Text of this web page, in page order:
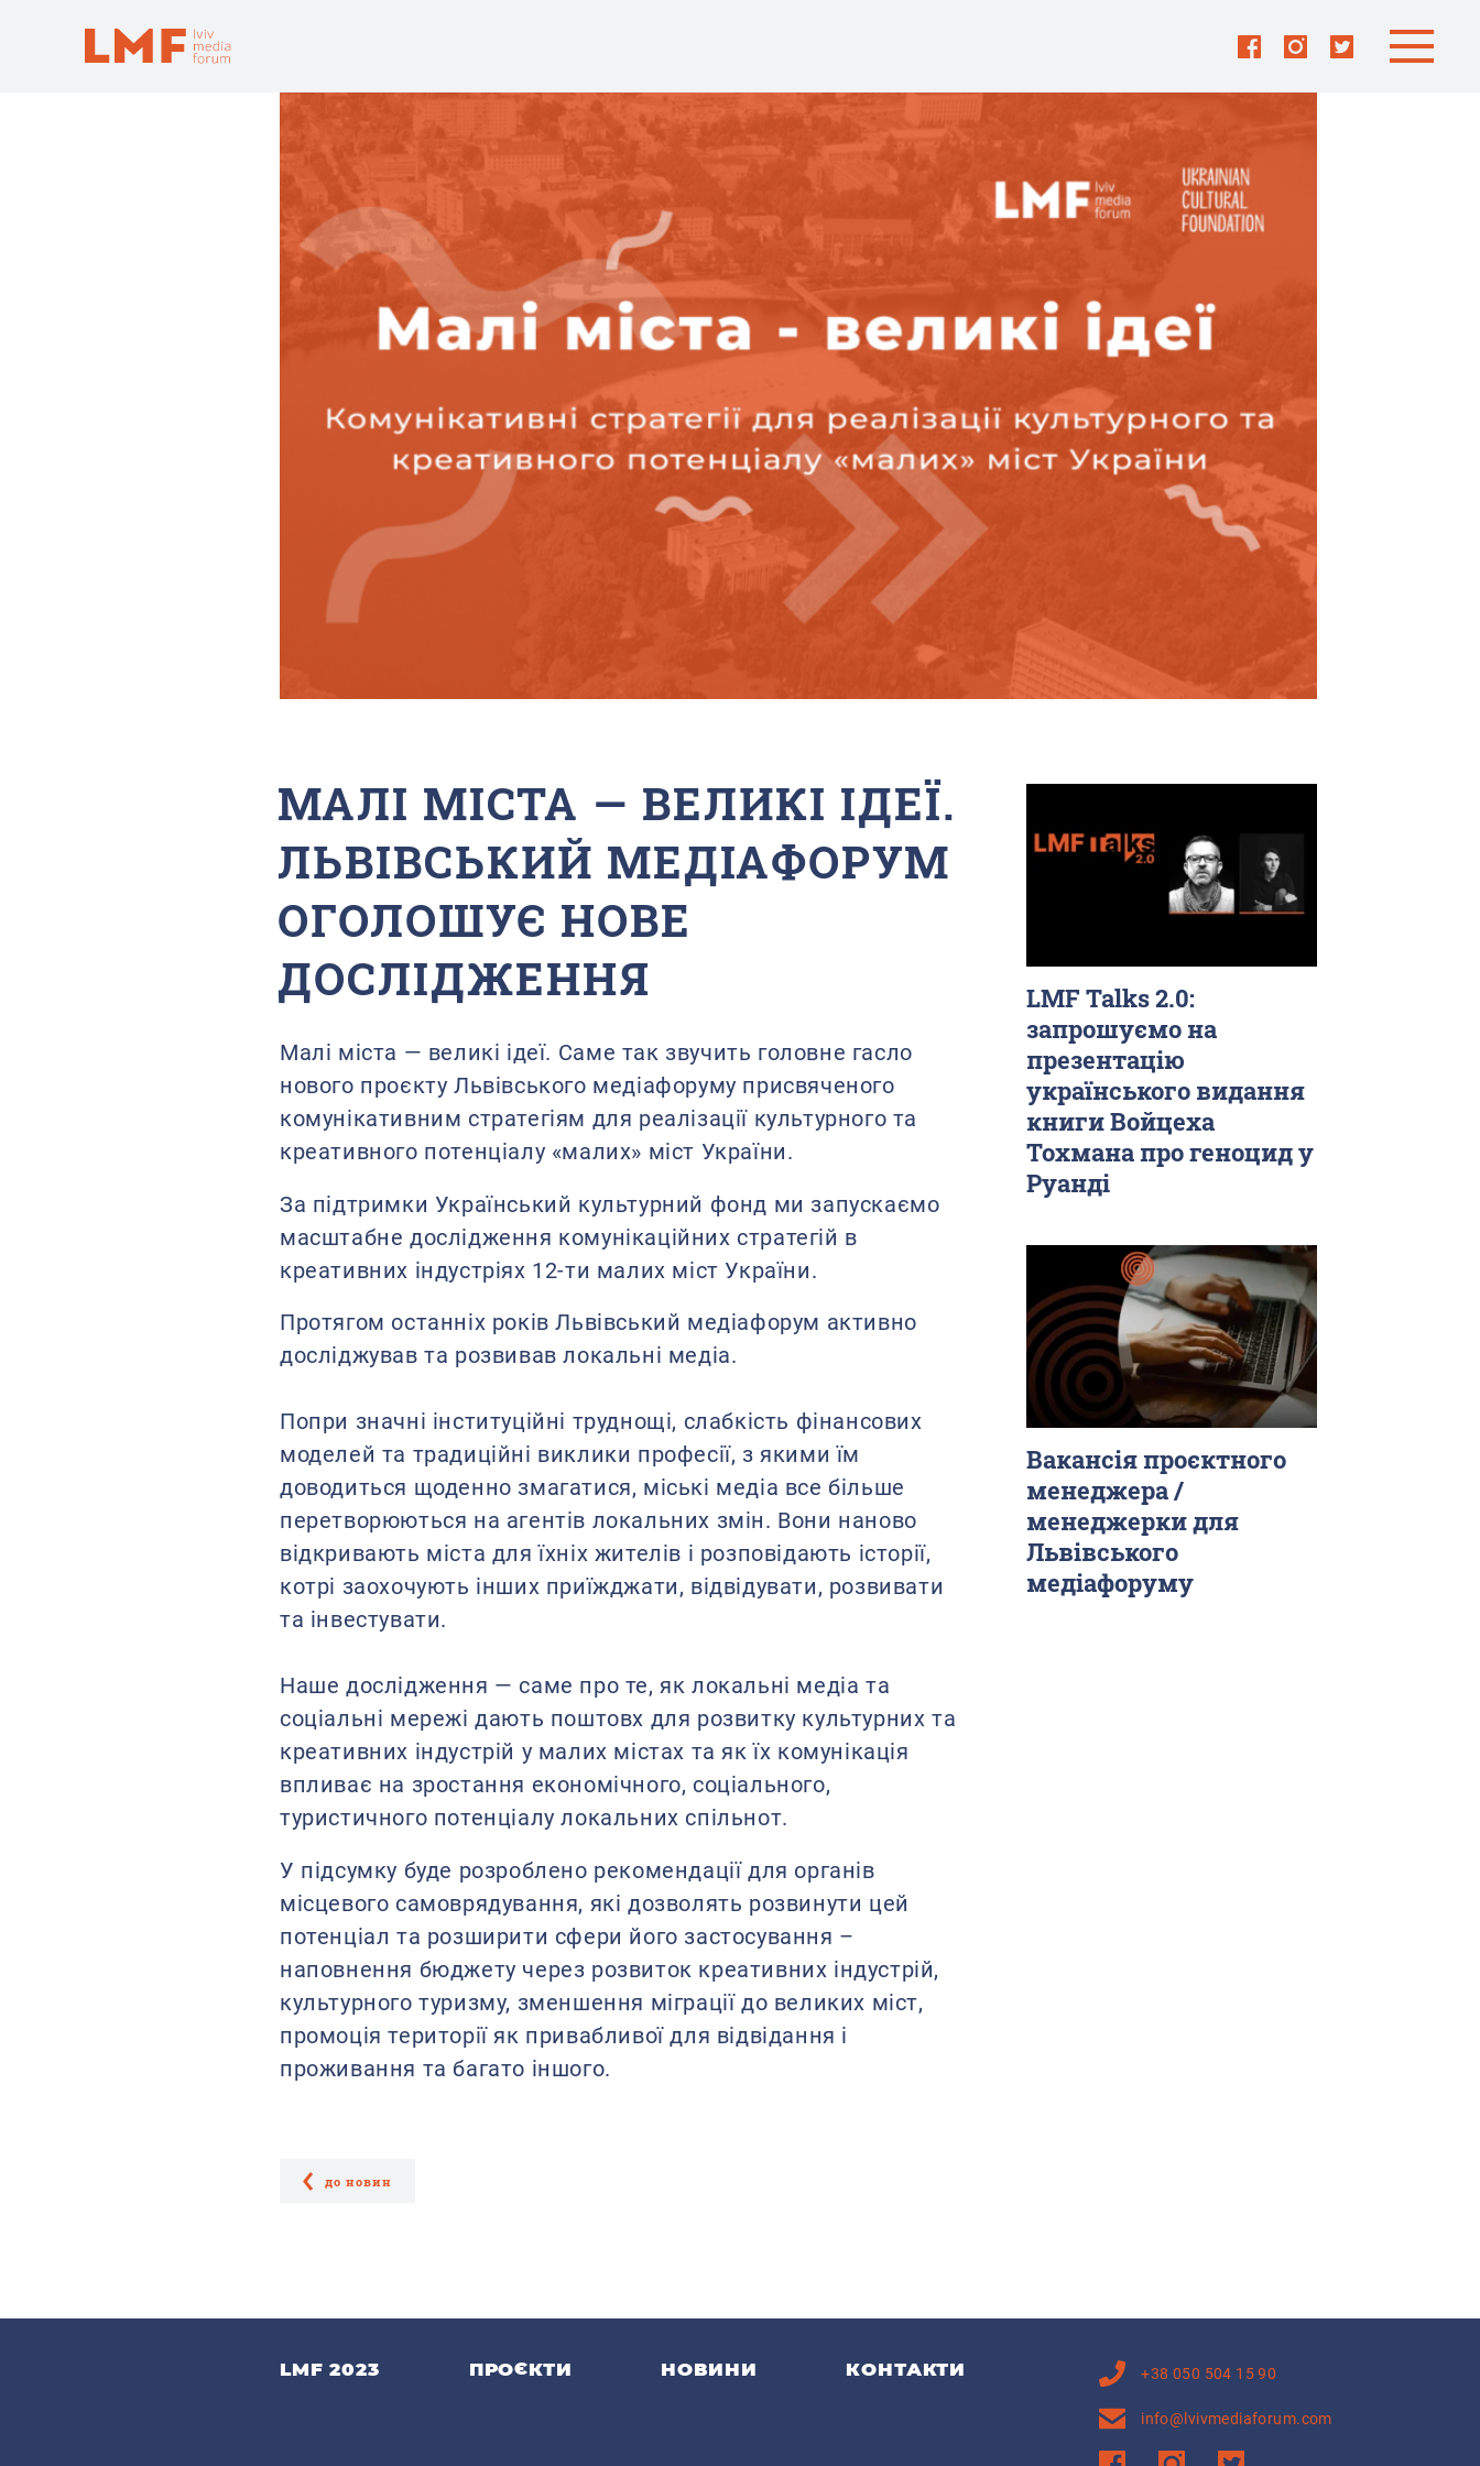
МАЛІ МІСТА — ВЕЛИКІ ІДЕЇ.
ЛЬВІВСЬКИЙ МЕДІАФОРУМ
ОГОЛОШУЄ НОВЕ
ДОСЛІДЖЕННЯ
Малі міста — великі ідеї. Саме так звучить головне гасло
нового проєкту Львівського медіафоруму присвяченого
комунікативним стратегіям для реалізації культурного та
креативного потенціалу «малих» міст України.
За підтримки Український культурний фонд ми запускаємо
масштабне дослідження комунікаційних стратегій в
креативних індустріях 12-ти малих міст України.
Протягом останніх років Львівський медіафорум активно
досліджував та розвивав локальні медіа.
Попри значні інституційні труднощі, слабкість фінансових
моделей та традиційні виклики професії, з якими їм
доводиться щоденно змагатися, міські медіа все більше
перетворюються на агентів локальних змін. Вони наново
відкривають міста для їхніх жителів і розповідають історії,
котрі заохочують інших приїжджати, відвідувати, розвивати
та інвестувати.
Наше дослідження — саме про те, як локальні медіа та
соціальні мережі дають поштовх для розвитку культурних та
креативних індустрій у малих містах та як їх комунікація
впливає на зростання економічного, соціального,
туристичного потенціалу локальних спільнот.
У підсумку буде розроблено рекомендації для органів
місцевого самоврядування, які дозволять розвинути цей
потенціал та розширити сфери його застосування –
наповнення бюджету через розвиток креативних індустрій,
культурного туризму, зменшення міграції до великих міст,
промоція території як привабливої для відвідання і
проживання та багато іншого.
до новин
LMF Talks 2.0:
запрошуємо на
презентацію
українського видання
книги Войцеха
Тохмана про геноцид у
Руанді
Вакансія проєктного
менеджера /
менеджерки для
Львівського
медіафоруму
LMF 2023 ПРОЄКТИ НОВИНИ КОНТАКТИ +38 050 504 15 90
info@lvivmediaforum.com